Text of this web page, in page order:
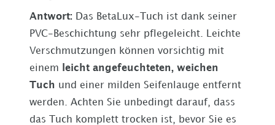
Antwort: Das BetaLux-Tuch ist dank seiner
PVC-Beschichtung sehr pflegeleicht. Leichte
Verschmutzungen können vorsichtig mit
einem
leicht angefeuchteten, weichen
Tuch und einer milden Seifenlauge entfernt
werden. Achten Sie unbedingt darauf, dass
das Tuch komplett trocken ist, bevor Sie es